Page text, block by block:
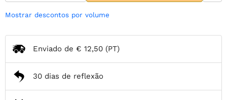
Mostrar descontos por volume
Enviado de € 12,50 (PT)
30 dias de reflexão